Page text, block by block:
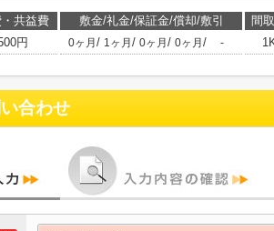
共益費 敷金/礼金/保証金/償却/敷引 間
円 0ヶ月 / 1ヶ月 / 0ヶ月 / 0ヶ月 / -
合わせ